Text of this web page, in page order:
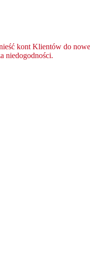
kont Klientów do
niedogodności.